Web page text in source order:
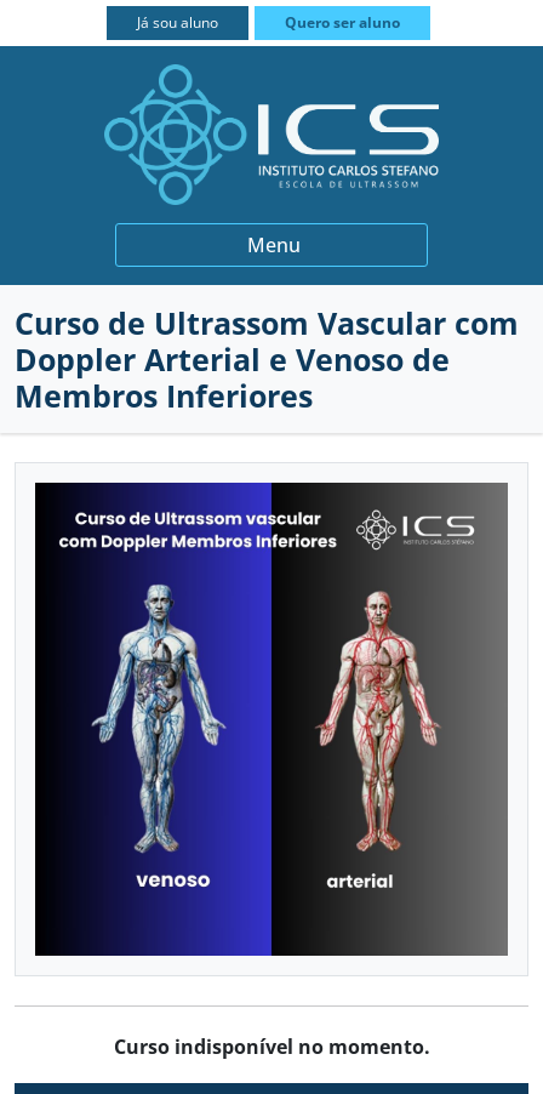
Já sou aluno Quero ser aluno
Menu
FECHAR
INSTITUCIONAL
QUEM SOMOS
PROFESSORES
CURSOS
BIÓPSIAS
GINECOLOGIA E OBSTETRÍCIA
MEDICINA INTERNA
PRÁTICA INTENSIVA
VASCULAR COM DOPPLER
CALENDÁRIO DE CURSOS
CONTATO
Curso de Ultrassom Vascular com
Doppler Arterial e Venoso de
Membros Inferiores
Curso indisponível no momento.